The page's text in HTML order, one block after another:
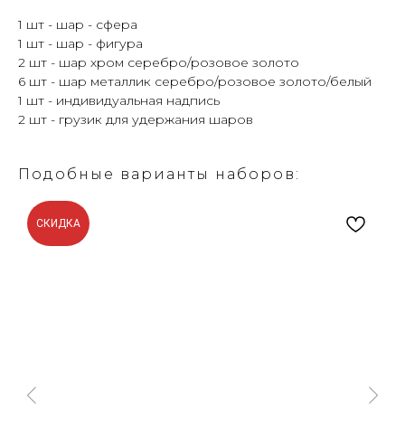
1 шт - шар - сфера
1 шт - шар - фигура
2 шт - шар хром серебро/розовое золото
6 шт - шар металлик серебро/розовое золото/белый
1 шт - индивидуальная надпись
2 шт - грузик для удержания шаров
Подобные варианты наборов:
СКИДКА